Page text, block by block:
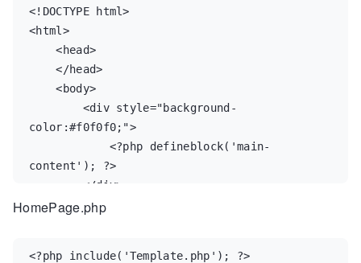
<!DOCTYPE html>
<html>
    <head>
    </head>
    <body>
color:#f0f0f0;">
<?php
defineblock( 'main-
content' );
?>
        </div>
    </body>
HomePage.php
<?php include( 'Template.php' ); ?>